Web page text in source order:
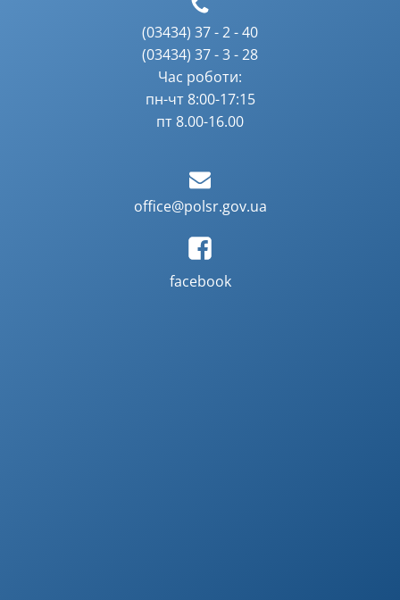
(03434) 37 - 2 - 40
(03434) 37 - 3 - 28
Час роботи:
пн-чт 8:00-17:15
пт 8.00-16.00
office@polsr.gov.ua
facebook